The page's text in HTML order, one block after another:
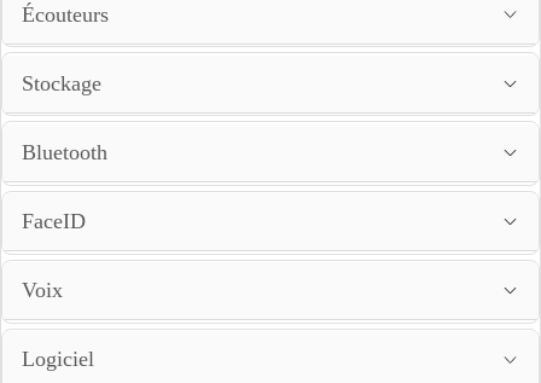
Écouteurs
Stockage
Bluetooth
FaceID
Voix
Logiciel